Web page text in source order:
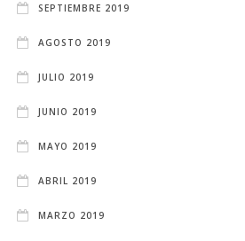
SEPTIEMBRE 2019
AGOSTO 2019
JULIO 2019
JUNIO 2019
MAYO 2019
ABRIL 2019
MARZO 2019